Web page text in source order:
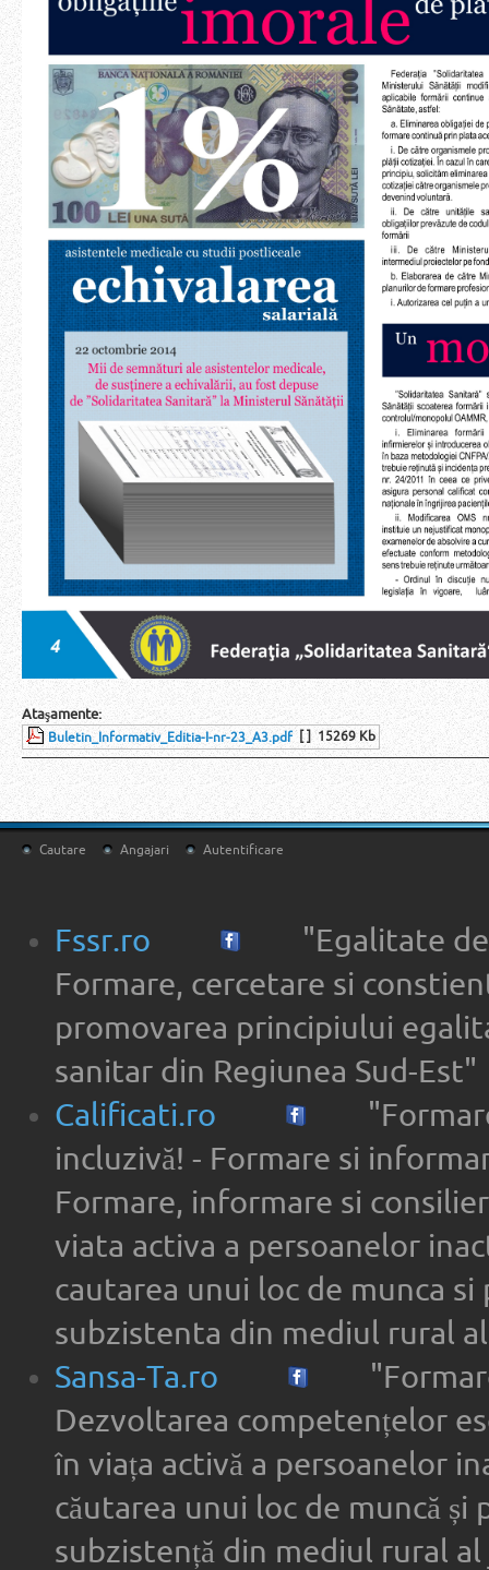
Ataşamente:
Buletin_Informativ_Editia-I-nr-23_A3.pdf [ ] 15269 Kb
Cautare Angajari Autentificare
Fssr.ro
"Egalitate de
Formare, cercetare si
promovarea principiului
sanitar din Regiunea Sud-Est"
Calificati.ro
incluzivă! - Formare si
Formare, informare si
viata activa a persoanelor
cautarea unui loc de munca
subzistenta din mediul rural
Sansa-Ta.ro
Dezvoltarea competențelor
în viața activă a persoanelor
căutarea unui loc de muncă
subzistență din mediul rural